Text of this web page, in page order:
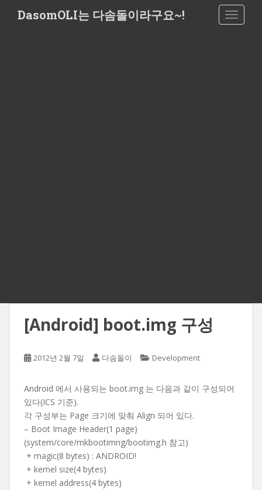
DasomOLI는 다솜돌이라구요~!
[Android] boot.img 구성
2012년 2월 7일 다솜돌이 Development
Android 에서 사용되는 boot.img 는 다음과 같이 구성되어
있다(ICS 기준).
각 구성부는 Page 크기에 맞춰 Align 되어 있다.
– Boot Image Header(1 page)
(system/core/mkbootimng/bootimg.h 참고)
+ magic(8 bytes) : ANDROID!
+ kernel size(4 bytes)
+ kernel address(4 bytes)